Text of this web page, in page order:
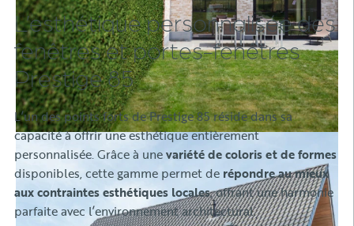
L’esthétique personnalisée des
fenêtres et portes-fenêtres
Prestige 85
L’un des points forts de Prestige 85 réside dans sa
capacité à offrir une esthétique entièrement
personnalisée. Grâce à unevariété de coloris et de formes
disponibles, cette gamme permet de répondre au mieux
aux contraintes esthétiques locales, offrant une harmonie
parfaite avec l’environnement architectural.